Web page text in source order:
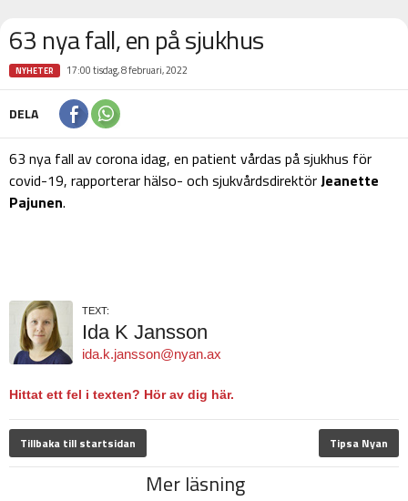
63 nya fall, en på sjukhus
NYHETER 17:00 tisdag, 8 februari, 2022
DELA
63 nya fall av corona idag, en patient vårdas på sjukhus för
covid-19, rapporterar hälso- och sjukvårdsdirektörJeanette
Pajunen.
TEXT:
Ida K Jansson
ida.k.jansson@nyan.ax
Hittat ett fel i texten? Hör av dig här.
Tillbaka till startsidan Tipsa Nyan
Mer läsning